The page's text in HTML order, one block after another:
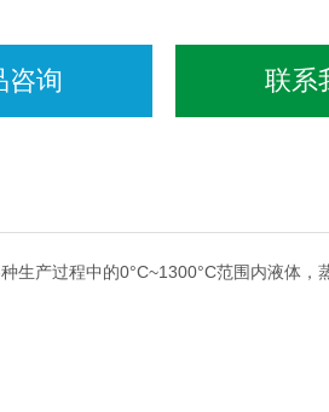
咨询 联系
生产过程中的0°C~1300°C范围内液体，